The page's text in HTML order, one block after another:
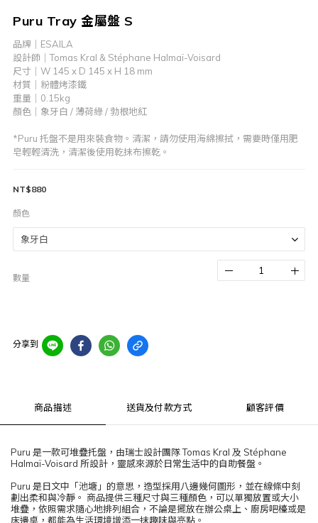
Puru Tray 金屬盤 S
品牌｜ESAILA
設計師｜Tomas Kral & Stéphane Halmaï-Voisard
尺寸｜W 145 x D 145 x H 18 mm
材質｜粉體烤漆鐵
重量｜0.15kg
顏色｜象牙白 / 薄荷綠 / 勃根地紅
*Puru 托盤不是用來裝食物。清潔，請勿使用海綿擦拭，需要時僅用肥
皂輕輕清洗，清潔後使用乾抹布擦乾。
NT$880
顏色
數量
分享到
商品描述 送貨及付款方式 顧客評價
Puru 是一款可堆疊托盤，由瑞士設計團隊 Tomas Kral 及 Stéphane
Halmaï-Voisard 所設計，靈感來源於日常生活中的自助餐盤。
Puru 是日文中「池塘」的意思，造型採用八邊幾何圖形，並在線條中刻
劃出柔和與冷靜。 商品提供三種尺寸與三種顏色，可以單獨放置或大小
堆疊，依照需求隨心地排列組合，不論是擺放在辦公桌上、廚房吧檯或是
床邊桌，都能為生活環境增添一抹趣味與亮點。